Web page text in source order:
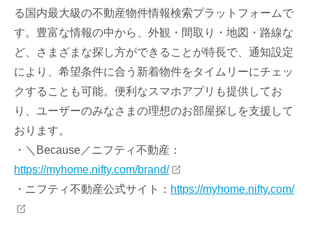
る国内最大級の不動産物件情報検索プラットフォームで
す。豊富な情報の中から、外観・間取り・地図・路線な
ど、さまざまな探し方ができることが特長で、通知設定
により、希望条件に合う新着物件をタイムリーにチェッ
クすることも可能。便利なスマホアプリも提供してお
り、ユーザーのみなさまの理想のお部屋探しを支援して
おります。
・＼Because／ニフティ不動産：
https://myhome.nifty.com/brand/
・ニフティ不動産公式サイト： https://myhome.nifty.com/